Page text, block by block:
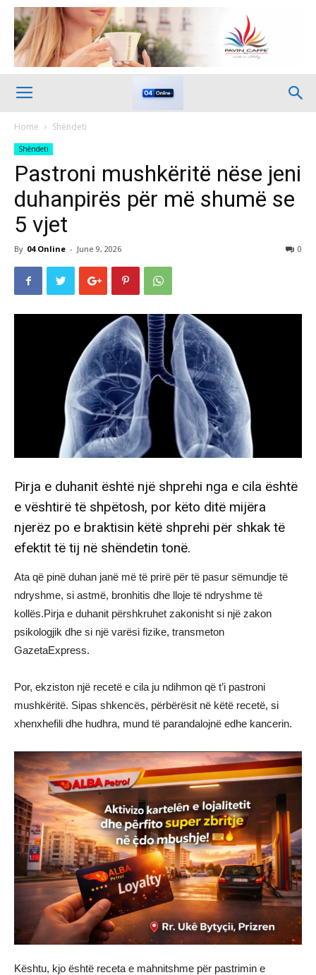
Home Shëndeti
Shëndeti
Pastroni mushkëritë nëse jeni
duhanpirës për më shumë se
5 vjet
By 04 Online - June 9, 2026 0
Pirja e duhanit është një shprehi nga e cila është
e vështirë të shpëtosh, por këto ditë mijëra
njerëz po e braktisin këtë shprehi për shkak të
efektit të tij në shëndetin tonë.
Ata që pinë duhan janë më të prirë për të pasur sëmundje të
ndryshme, si astmë, bronhitis dhe lloje të ndryshme të
kollës.Pirja e duhanit përshkruhet zakonisht si një zakon
psikologjik dhe si një varësi fizike, transmeton
GazetaExpress.
Por, ekziston një recetë e cila ju ndihmon që t’i pastroni
mushkëritë. Sipas shkencës, përbërësit në këtë recetë, si
xhenxhefili dhe hudhra, mund të parandalojnë edhe kancerin.
Kështu, kjo është receta e mahnitshme për pastrimin e